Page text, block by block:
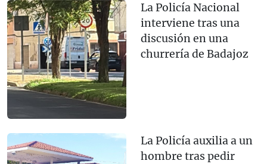
La Policía Nacional
interviene tras una
discusión en una
churrería de Badajoz
La Policía auxilia a un
hombre tras pedir